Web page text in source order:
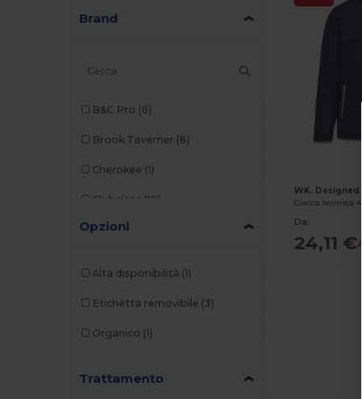
Brand
B&C Pro (6)
Brook Taverner (8)
Cherokee (1)
Clubclass (16)
Dickies
Korntex (1)
Opzioni
Alta disponibilità (1)
Etichetta removibile (3)
Organico (1)
Trattamento
WK. Designed
Giacca termica 4
Da:
24,11 €